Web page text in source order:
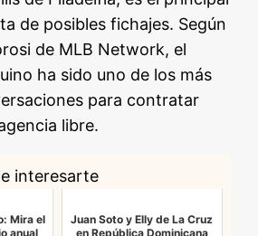
de posibles fichajes. Según
de MLB Network, el
ha sido uno de los más
para contratar
libre.
interesarte
Mira el
anual
Juan Soto y Elly de La Cruz
en República Dominicana